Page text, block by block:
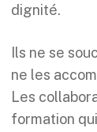
dignité.
Ils ne se
ne les
Les
formation